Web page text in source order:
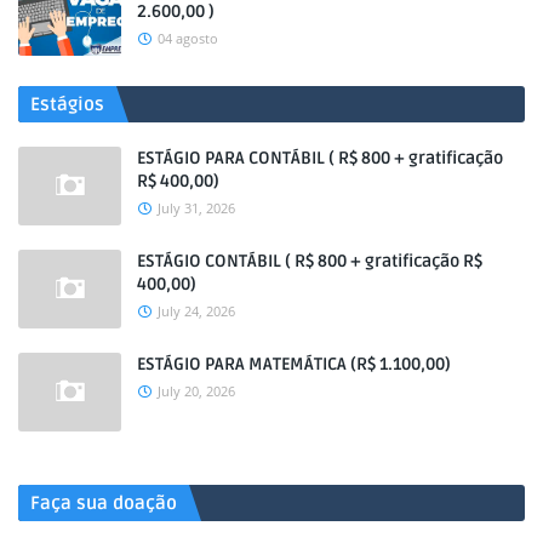
2.600,00 )
04 agosto
Estágios
ESTÁGIO PARA CONTÁBIL ( R$ 800 + gratificação
R$ 400,00)
July 31, 2026
ESTÁGIO CONTÁBIL ( R$ 800 + gratificação R$
400,00)
July 24, 2026
ESTÁGIO PARA MATEMÁTICA (R$ 1.100,00)
July 20, 2026
Faça sua doação